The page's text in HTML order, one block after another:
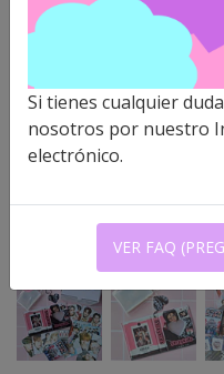
Si tienes cualquier
nosotros por nuestro
electrónico.
VER FAQ